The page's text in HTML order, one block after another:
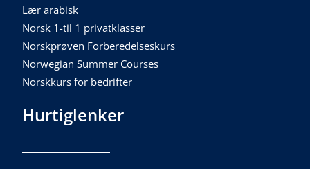
Lær arabisk
Norsk 1-til 1 privatklasser
Norskprøven Forberedelseskurs
Norwegian Summer Courses
Norskkurs for bedrifter
Hurtiglenker